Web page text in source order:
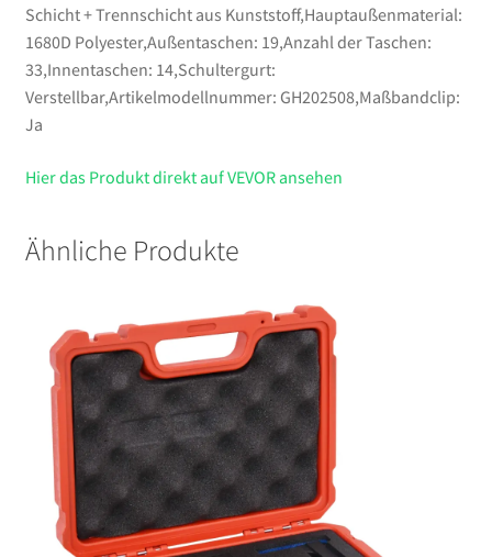
Schicht + Trennschicht aus Kunststoff,Hauptaußenmaterial:
1680D Polyester,Außentaschen: 19,Anzahl der Taschen:
33,Innentaschen: 14,Schultergurt:
Verstellbar,Artikelmodellnummer: GH202508,Maßbandclip:
Ja
Hier das Produkt direkt auf VEVOR ansehen
Ähnliche Produkte